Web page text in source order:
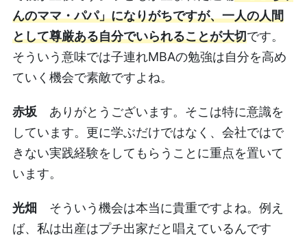
んのママ・パパ」になりがちですが、一人の人間
として尊厳ある自分でいられることが大切です。
そういう意味では子連れMBAの勉強は自分を高め
ていく機会で素敵ですよね。
赤坂ありがとうございます。そこは特に意識を
しています。更に学ぶだけではなく、会社ではで
きない実践経験をしてもらうことに重点を置いて
います。
光畑
そういう機会は本当に貴重ですよね。例え
ば、私は出産はプチ出家だと唱えているんです